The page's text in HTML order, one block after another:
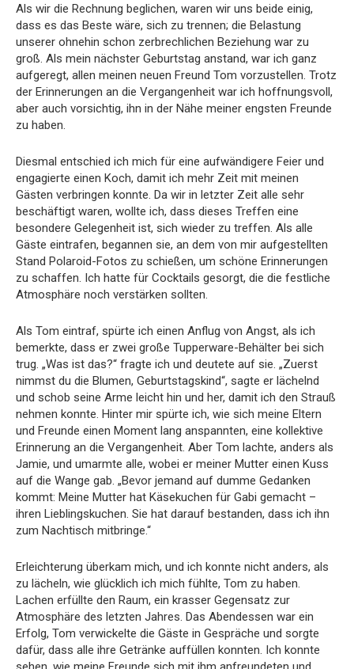
Als wir die Rechnung beglichen, waren wir uns beide einig,
dass es das Beste wäre, sich zu trennen; die Belastung
unserer ohnehin schon zerbrechlichen Beziehung war zu
groß. Als mein nächster Geburtstag anstand, war ich ganz
aufgeregt, allen meinen neuen Freund Tom vorzustellen. Trotz
der Erinnerungen an die Vergangenheit war ich hoffnungsvoll,
aber auch vorsichtig, ihn in der Nähe meiner engsten Freunde
zu haben.
Diesmal entschied ich mich für eine aufwändigere Feier und
engagierte einen Koch, damit ich mehr Zeit mit meinen
Gästen verbringen konnte. Da wir in letzter Zeit alle sehr
beschäftigt waren, wollte ich, dass dieses Treffen eine
besondere Gelegenheit ist, sich wieder zu treffen. Als alle
Gäste eintrafen, begannen sie, an dem von mir aufgestellten
Stand Polaroid-Fotos zu schießen, um schöne Erinnerungen
zu schaffen. Ich hatte für Cocktails gesorgt, die die festliche
Atmosphäre noch verstärken sollten.
Als Tom eintraf, spürte ich einen Anflug von Angst, als ich
bemerkte, dass er zwei große Tupperware-Behälter bei sich
trug. „Was ist das?“ fragte ich und deutete auf sie. „Zuerst
nimmst du die Blumen, Geburtstagskind“, sagte er lächelnd
und schob seine Arme leicht hin und her, damit ich den Strauß
nehmen konnte. Hinter mir spürte ich, wie sich meine Eltern
und Freunde einen Moment lang anspannten, eine kollektive
Erinnerung an die Vergangenheit. Aber Tom lachte, anders als
Jamie, und umarmte alle, wobei er meiner Mutter einen Kuss
auf die Wange gab. „Bevor jemand auf dumme Gedanken
kommt: Meine Mutter hat Käsekuchen für Gabi gemacht –
ihren Lieblingskuchen. Sie hat darauf bestanden, dass ich ihn
zum Nachtisch mitbringe.“
Erleichterung überkam mich, und ich konnte nicht anders, als
zu lächeln, wie glücklich ich mich fühlte, Tom zu haben.
Lachen erfüllte den Raum, ein krasser Gegensatz zur
Atmosphäre des letzten Jahres. Das Abendessen war ein
Erfolg, Tom verwickelte die Gäste in Gespräche und sorgte
dafür, dass alle ihre Getränke auffüllen konnten. Ich konnte